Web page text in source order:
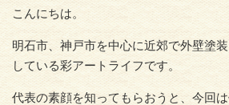
こんにちは。
明石市、神戸市を中心に近郊で外壁塗
している彩アートライフです。
代表の素顔を知ってもらおうと、今回